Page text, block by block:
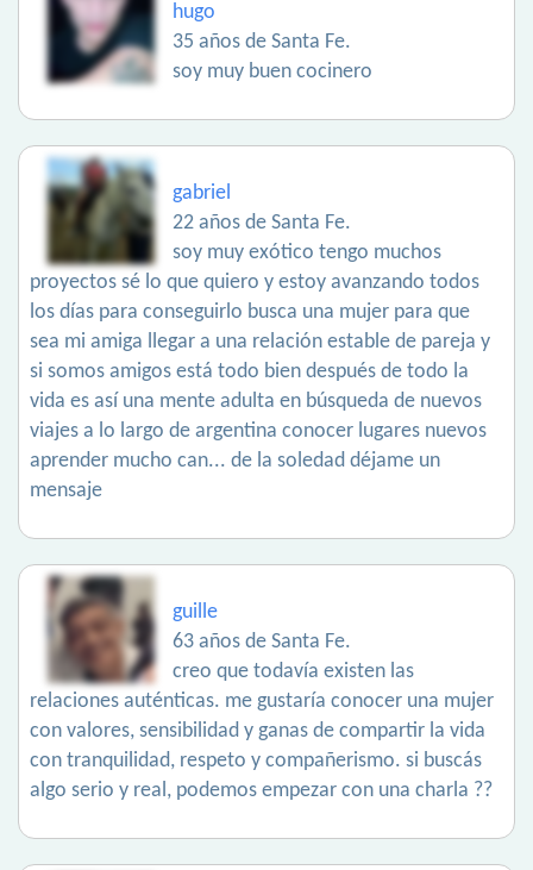
hugo
35 años de Santa Fe.
soy muy buen cocinero
gabriel
22 años de Santa Fe.
soy muy exótico tengo muchos
proyectos sé lo que quiero y estoy avanzando todos
los días para conseguirlo busca una mujer para que
sea mi amiga llegar a una relación estable de pareja y
si somos amigos está todo bien después de todo la
vida es así una mente adulta en búsqueda de nuevos
viajes a lo largo de argentina conocer lugares nuevos
aprender mucho can... de la soledad déjame un
mensaje
guille
63 años de Santa Fe.
creo que todavía existen las
relaciones auténticas. me gustaría conocer una mujer
con valores, sensibilidad y ganas de compartir la vida
con tranquilidad, respeto y compañerismo. si buscás
algo serio y real, podemos empezar con una charla ??